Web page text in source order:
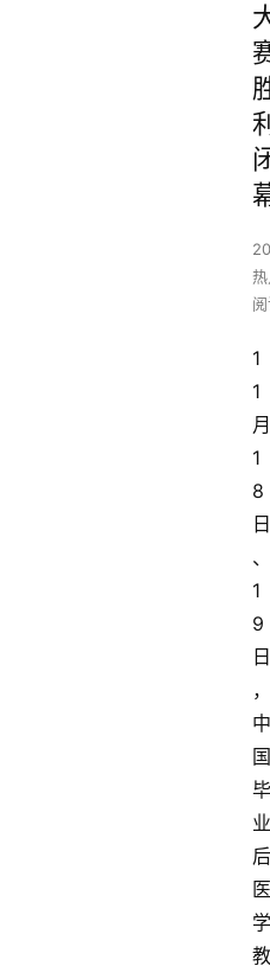
1
1
月
1
8
日
、
1
9
日
，
中
国
毕
业
后
医
学
教